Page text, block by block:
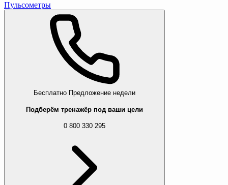
Пульсометры
Бесплатно Предложение недели
Подберём тренажёр под ваши цели
0 800 330 295